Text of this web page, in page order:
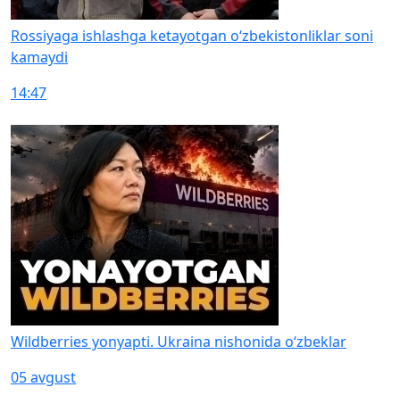
Rossiyaga ishlashga ketayotgan o‘zbekistonliklar soni
kamaydi
14:47
Wildberries yonyapti. Ukraina nishonida o‘zbeklar
05 avgust